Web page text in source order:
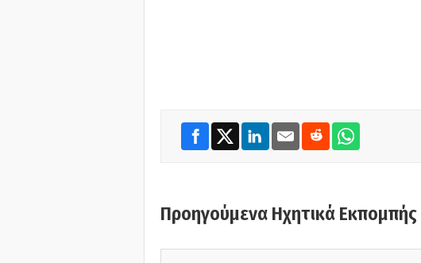
Προηγούμενα Ηχητικά Εκπομπής